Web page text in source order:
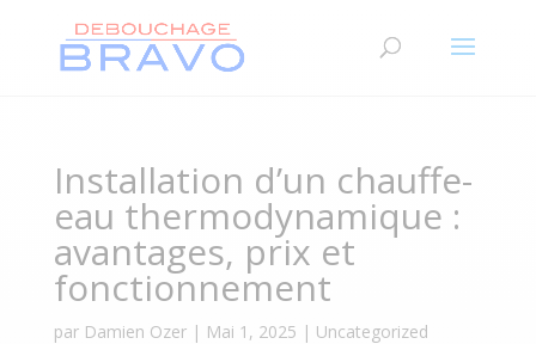
Installation d’un chauffe-
eau thermodynamique :
avantages, prix et
fonctionnement
par Damien Ozer| Mai 1, 2025 | Uncategorized